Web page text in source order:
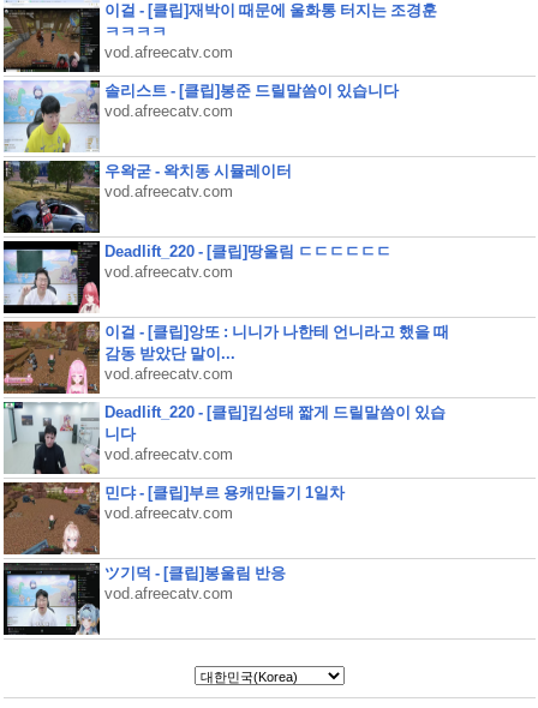
이걸 - [클립]재박이 때문에 울화통 터지는 조경훈
ㅋㅋㅋㅋ
vod.afreecatv.com
솔리스트 - [클립]봉준 드릴말씀이 있습니다
vod.afreecatv.com
우왁굳 - 왁치동 시뮬레이터
vod.afreecatv.com
Deadlift_220 - [클립]땅울림 ㄷㄷㄷㄷㄷㄷ
vod.afreecatv.com
이걸 - [클립]앙또 : 니니가 나한테 언니라고 했을 때
감동 받았단 말이...
vod.afreecatv.com
Deadlift_220 - [클립]킴성태 짧게 드릴말씀이 있습
니다
vod.afreecatv.com
민댜 - [클립]부르 용캐만들기 1일차
vod.afreecatv.com
ツ기덕 - [클립]봉울림 반응
vod.afreecatv.com